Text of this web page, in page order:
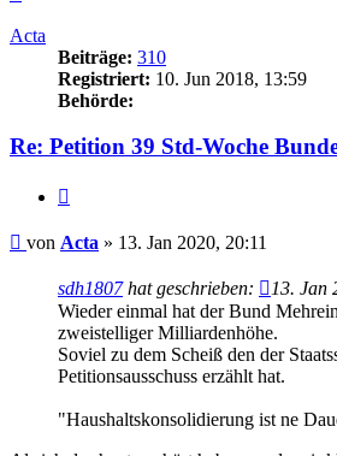
Acta
Beiträge: 310
Registriert: 10. Jun 2018, 13:59
Behörde:
Re: Petition 39 Std-Woche
Beitrag
von Acta » 13. Jan 2020, 20:11
sdh1807hat geschrieben:
13. Jan
Wieder einmal hat der Bund
zweistelliger Milliardenhöhe.
Soviel zu dem Scheiß den der
Petitionsausschuss erzählt hat.
"Haushaltskonsolidierung ist ne